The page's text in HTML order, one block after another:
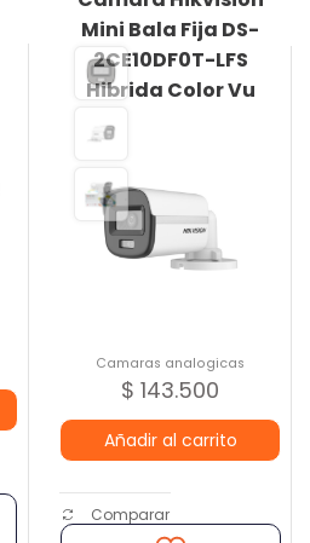
Mini Bala Fija DS-
2CE10DF0T-LFS
Hibrida Color Vu
Camaras analogicas
$ 143.500
Añadir al carrito
Comparar